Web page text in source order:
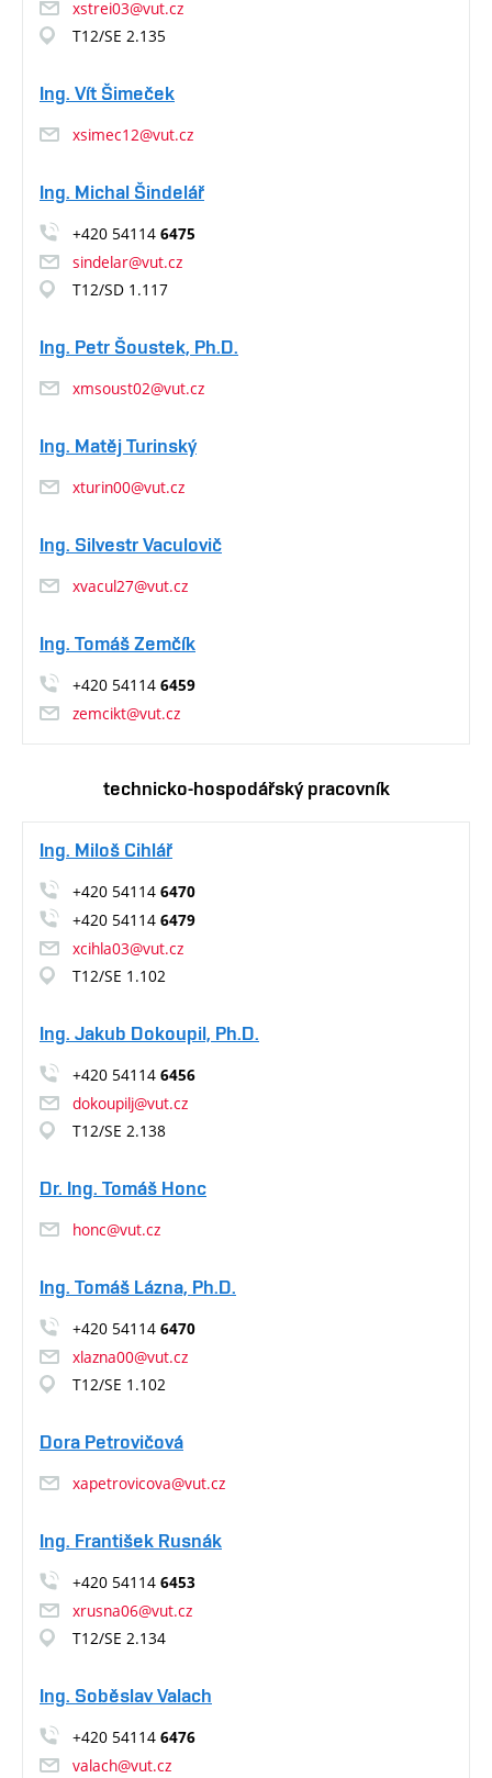
xstrei03@vut.cz
T12/SE 2.135
Ing. Vít Šimeček
xsimec12@vut.cz
Ing. Michal Šindelář
+420 54114 6475
sindelar@vut.cz
T12/SD 1.117
Ing. Petr Šoustek, Ph.D.
xmsoust02@vut.cz
Ing. Matěj Turinský
xturin00@vut.cz
Ing. Silvestr Vaculovič
xvacul27@vut.cz
Ing. Tomáš Zemčík
+420 54114 6459
zemcikt@vut.cz
technicko-hospodářský pracovník
Ing. Miloš Cihlář
+420 54114 6470
+420 54114 6479
xcihla03@vut.cz
T12/SE 1.102
Ing. Jakub Dokoupil, Ph.D.
+420 54114 6456
dokoupilj@vut.cz
T12/SE 2.138
Dr. Ing. Tomáš Honc
honc@vut.cz
Ing. Tomáš Lázna, Ph.D.
+420 54114 6470
xlazna00@vut.cz
T12/SE 1.102
Dora Petrovičová
xapetrovicova@vut.cz
Ing. František Rusnák
+420 54114 6453
xrusna06@vut.cz
T12/SE 2.134
Ing. Soběslav Valach
+420 54114 6476
valach@vut.cz